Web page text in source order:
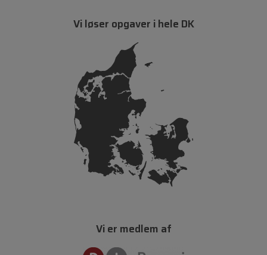
Vi løser opgaver i hele DK
Vi er medlem af